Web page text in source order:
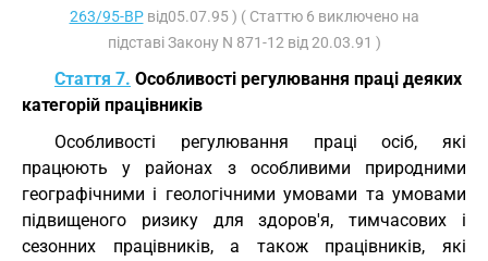
263/95-ВРвід05.07.95 ) ( Статтю 6 виключено на
підставі Закону N 871-12 від 20.03.91 )
Стаття 7. Особливості регулювання праці деяких
категорій працівників
Особливості регулювання праці осіб, які
працюють у районах з особливими природними
географічними і геологічними умовами та умовами
підвищеного ризику для здоров'я, тимчасових і
сезонних працівників, а також працівників, які